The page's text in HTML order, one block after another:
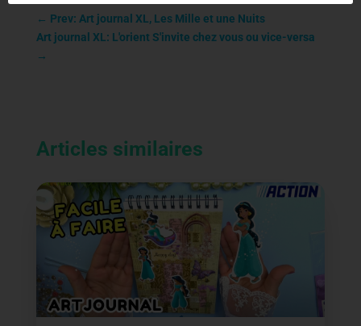
← Prev: Art journal XL, Les Mille et une Nuits
Art journal XL: L'orient S'invite chez vous ou vice-versa
→
Articles similaires